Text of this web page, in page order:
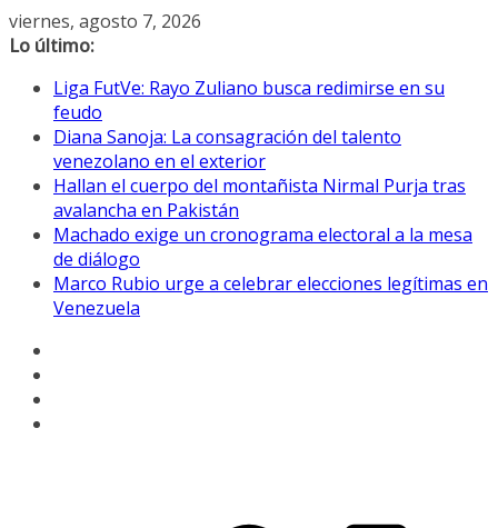
Saltar
al
viernes, agosto 7, 2026
Lo último:
Liga FutVe: Rayo Zuliano busca redimirse en su
feudo
Diana Sanoja: La consagración del talento
venezolano en el exterior
Hallan el cuerpo del montañista Nirmal Purja tras
avalancha en Pakistán
Machado exige un cronograma electoral a la mesa
de diálogo
Marco Rubio urge a celebrar elecciones legítimas en
Venezuela